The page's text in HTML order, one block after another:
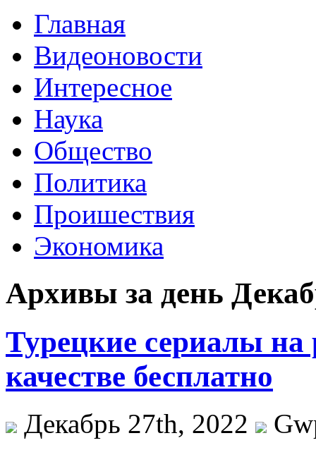
Главная
Видеоновости
Интересное
Наука
Общество
Политика
Проишествия
Экономика
Архивы за день
Турецкие сериалы на
качестве бесплатно
Декабрь 27th, 2022